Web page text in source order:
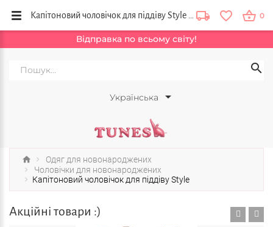
Відправка по всьому світу!
Українська
0
Одяг для новонароджених
Чоловічки для новонароджених
Капітоновий чоловічок для піддіву Style
Акційні товари :)